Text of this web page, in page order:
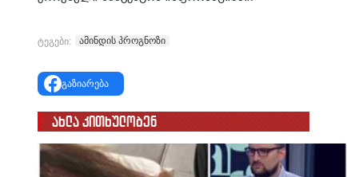
ტეგები: ამინდის პროგნოზი
გაზიარება
ახლა კითხულობენ